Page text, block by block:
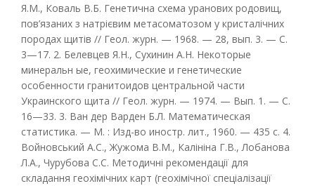
Я.М., Коваль В.Б. Генетична схема уранових родовищ,
пов’язаних з натрієвим метасоматозом у кристалічних
породах щитів // Геол. журн. — 1968. — 28, вып. 3. — С.
3—17. 2. Белевцев Я.Н., Сухинин А.Н. Некоторые
минеральн ые, геохимические и генетические
особенности гранитоидов центральной части
Украинского щита // Геол. журн. — 1974. — Вып. 1. — С.
16—33. 3. Ван дер Варден Б.Л. Математическая
статистика. — М. : Изд-во иностр. лит., 1960. — 435 с. 4.
Войновський А.С., Жужома В.М., Калініна Г.В., Лобанова
Л.А., Чурубова С.С. Методичні рекомендації для
складання геохімічних карт (геохімічної спеціалізації